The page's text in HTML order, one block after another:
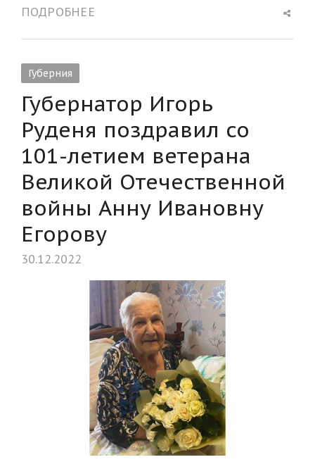
ПОДРОБНЕЕ
post
Губерния
Губернатор Игорь
Руденя поздравил со
101-летием ветерана
Великой Отечественной
войны Анну Ивановну
Егорову
30.12.2022